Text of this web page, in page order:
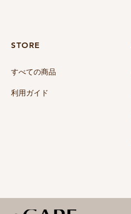
STORE​
すべての商品
​利用ガイド